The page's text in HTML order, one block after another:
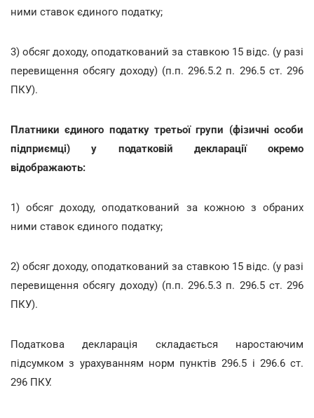
ними ставок єдиного податку;
3) обсяг доходу, оподаткований за ставкою 15 відс. (у разі
перевищення обсягу доходу) (п.п. 296.5.2 п. 296.5 ст. 296
ПКУ).
Платники єдиного податку третьої групи (фізичні особи
підприємці) у податковій декларації окремо
відображають:
1) обсяг доходу, оподаткований за кожною з обраних
ними ставок єдиного податку;
2) обсяг доходу, оподаткований за ставкою 15 відс. (у разі
перевищення обсягу доходу) (п.п. 296.5.3 п. 296.5 ст. 296
ПКУ).
Податкова декларація складається наростаючим
підсумком з урахуванням норм пунктів 296.5 і 296.6 ст.
296 ПКУ.